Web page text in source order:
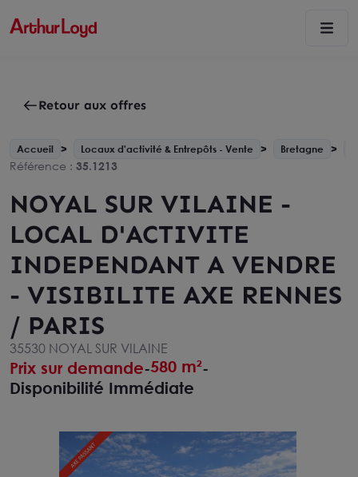
Retour aux offres
Accueil Locaux d'activité & Entrepôts - Vente Bretagne
Référence : 35.1213
NOYAL SUR VILAINE -
LOCAL D'ACTIVITE
INDEPENDANT A VENDRE
- VISIBILITE AXE RENNES
/ PARIS
35530 NOYAL SUR VILAINE
Prix sur demande-580 m²-
Disponibilité Immédiate